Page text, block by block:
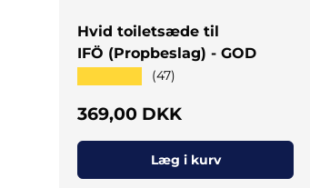
Hvid toiletsæde til
IFÖ (Propbeslag) - GOD
(47)
Normal pris
369,00 DKK
Læg i kurv